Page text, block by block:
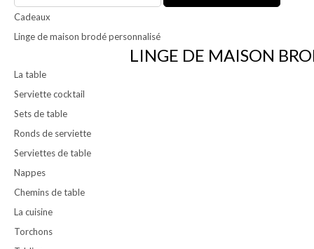
Cadeaux
Linge de maison brodé personnalisé
LINGE DE MAISON
La table
Serviette cocktail
Sets de table
Ronds de serviette
Serviettes de table
Nappes
Chemins de table
La cuisine
Torchons